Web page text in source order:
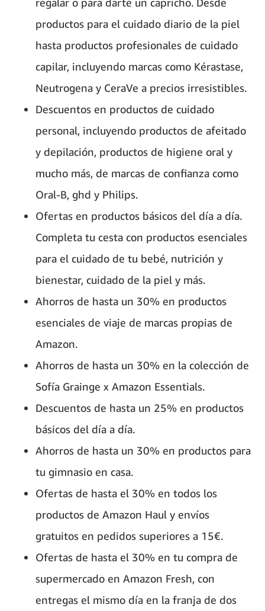
productos para el cuidado diario de la piel
hasta productos profesionales de cuidado
capilar, incluyendo marcas como Kérastase,
Neutrogena y CeraVe a precios irresistibles.
Descuentos en productos de cuidado
personal, incluyendo productos de afeitado
y depilación, productos de higiene oral y
mucho más, de marcas de confianza como
Oral-B, ghd y Philips.
Ofertas en productos básicos del día a día.
Completa tu cesta con productos esenciales
para el cuidado de tu bebé, nutrición y
bienestar, cuidado de la piel y más.
Ahorros de hasta un 30% en productos
esenciales de viaje de marcas propias de
Amazon.
Ahorros de hasta un 30% en la colección de
Sofía Grainge x Amazon Essentials.
Descuentos de hasta un 25% en productos
básicos del día a día.
Ahorros de hasta un 30% en productos para
tu gimnasio en casa.
Ofertas de hasta el 30% en todos los
productos de Amazon Haul y envíos
gratuitos en pedidos superiores a 15€.
Ofertas de hasta el 30% en tu compra de
supermercado en Amazon Fresh, con
entregas el mismo día en la franja de dos